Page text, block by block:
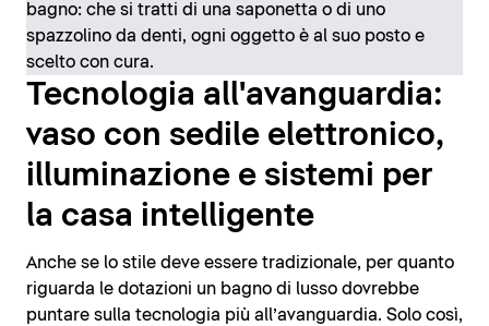
bagno: che si tratti di una saponetta o di uno
spazzolino da denti, ogni oggetto è al suo posto e
scelto con cura.
Tecnologia all'avanguardia:
vaso con sedile elettronico,
illuminazione e sistemi per
la casa intelligente
Anche se lo stile deve essere tradizionale, per quanto
riguarda le dotazioni un bagno di lusso dovrebbe
puntare sulla tecnologia più all’avanguardia. Solo così,